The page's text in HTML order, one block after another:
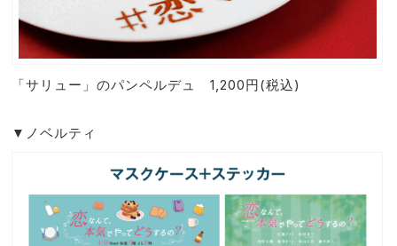
「サリュー」のパンペルデュ 1,200円(税込)
▼ノベルティ